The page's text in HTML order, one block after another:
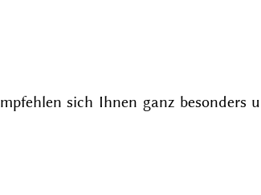
sich Ihnen ganz besonders